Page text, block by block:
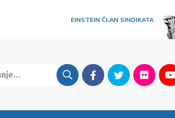
EINSTEIN ČLAN SINDIKATA
FacebookTwitterFlickr